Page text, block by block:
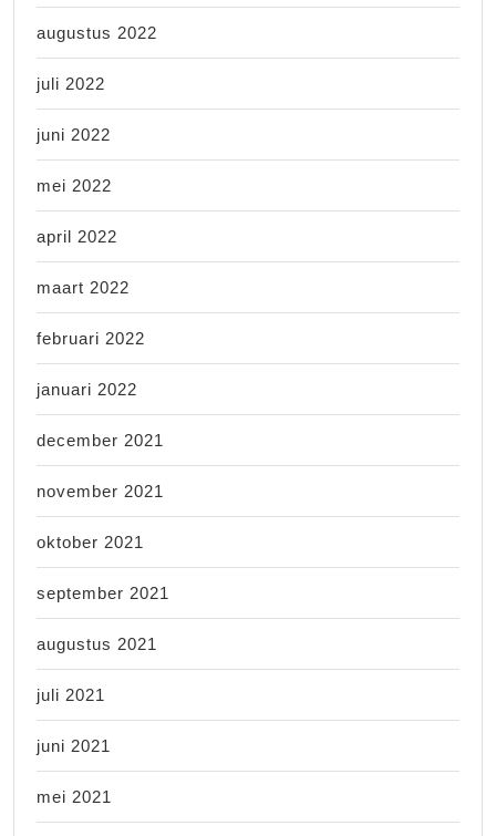
augustus 2022
juli 2022
juni 2022
mei 2022
april 2022
maart 2022
februari 2022
januari 2022
december 2021
november 2021
oktober 2021
september 2021
augustus 2021
juli 2021
juni 2021
mei 2021